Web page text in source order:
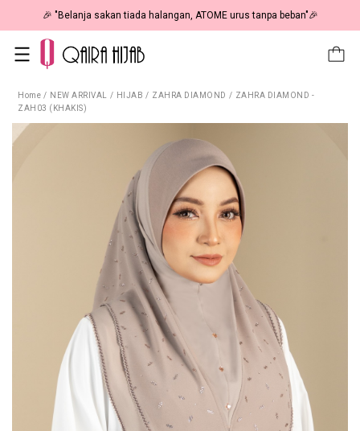
🎉 NOW HAPPENING: Fiesta Sale 50% OFF | As Low As RM19 🎉
Home / NEW ARRIVAL / HIJAB / ZAHRA DIAMOND / ZAHRA DIAMOND -
ZAH03 (KHAKIS)